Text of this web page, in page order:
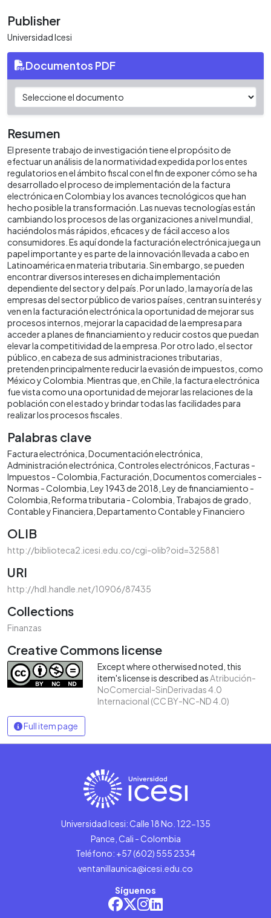
Publisher
Universidad Icesi
Documentos PDF
Resumen
El presente trabajo de investigación tiene el propósito de
efectuar un análisis de la normatividad expedida por los entes
regulatorios en el ámbito fiscal con el fin de exponer cómo se ha
desarrollado el proceso de implementación de la factura
electrónica en Colombia y los avances tecnológicos que han
hecho posible la transformación. Las nuevas tecnologías están
cambiando los procesos de las organizaciones a nivel mundial,
haciéndolos más rápidos, eficaces y de fácil acceso a los
consumidores. Es aquí donde la facturación electrónica juega un
papel importante y es parte de la innovación llevada a cabo en
Latinoamérica en materia tributaria. Sin embargo, se pueden
encontrar diversos intereses en dicha implementación
dependiente del sector y del país. Por un lado, la mayoría de las
empresas del sector público de varios países, centran su interés y
ven en la facturación electrónica la oportunidad de mejorar sus
procesos internos, mejorar la capacidad de la empresa para
acceder a planes de financiamiento y reducir costos que puedan
elevar la competitividad de la empresa. Por otro lado, el sector
público, en cabeza de sus administraciones tributarias,
pretenden principalmente reducir la evasión de impuestos, como
México y Colombia. Mientras que, en Chile, la factura electrónica
fue vista como una oportunidad de mejorar las relaciones de la
población con el estado y brindar todas las facilidades para
realizar los procesos fiscales.
Palabras clave
Factura electrónica Documentación electrónica
Administración electrónica Controles electrónicos Facturas -
Impuestos - Colombia Facturación Documentos comerciales -
Normas - Colombia Ley 1943 de 2018 Ley de financiamiento -
Colombia Reforma tributaria - Colombia Trabajos de grado
Contable y Financiera Departamento Contable y Financiero
OLIB
http://biblioteca2.icesi.edu.co/cgi-olib?oid=325881
URI
http://hdl.handle.net/10906/87435
Collections
Finanzas
Creative Commons license
Except where otherwised noted, this
item's license is described asAtribución-
NoComercial-SinDerivadas 4.0
Internacional (CC BY-NC-ND 4.0)
Full item page
Universidad Icesi: Calle 18 No. 122-135
Pance, Cali - Colombia
Teléfono: +57 (602) 555 2334
ventanillaunica@icesi.edu.co
Síguenos